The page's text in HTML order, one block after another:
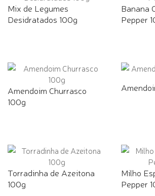
Mix de Legumes
Desidratados 100g
Banana
Pepper
Amendoim Churrasco
100g
Torradinha de Azeitona
100g
Milho
Pepper